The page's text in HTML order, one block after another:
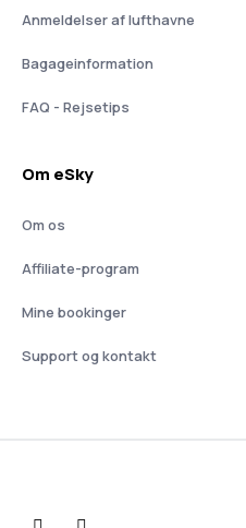
Anmeldelser af lufthavne
Bagageinformation
FAQ - Rejsetips
Om eSky
Om os
Affiliate-program
Mine bookinger
Support og kontakt